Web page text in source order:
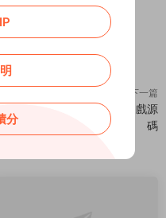
0
下一篇
蒼穹陀螺世界養成遊戲源
碼
分